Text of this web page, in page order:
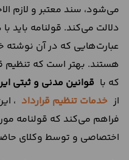
می‌شود، سند معتبر و لازم
دلالت می‌کند. قولنامه باید
عبارت‌هایی که در آن نوشته
هستند. بهتر است که تنظیم
که با قوانین مدنی و ثبتی
از خدمات تنظیم قرارداد ،
فراهم می‌کند که قولنامه
اختصاصی و توسط وکلای